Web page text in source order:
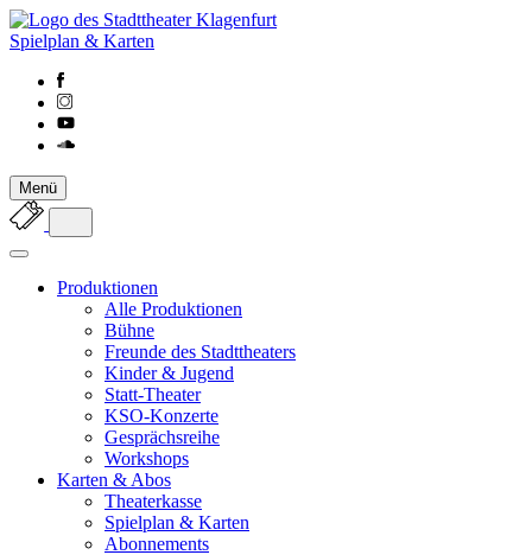
Spielplan & Karten
Menü
Produktionen
Alle Produktionen
Bühne
Freunde des Stadttheaters
Kinder & Jugend
Statt-Theater
KSO-Konzerte
Gesprächsreihe
Workshops
Karten & Abos
Theaterkasse
Spielplan & Karten
Abonnements